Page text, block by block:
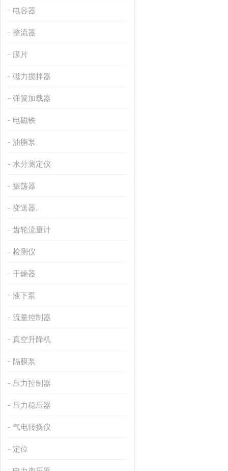
电容器
整流器
膜片
磁力搅拌器
弹簧加载器
电磁铁
油脂泵
水分测定仪
振荡器
变送器.
齿轮流量计
检测仪
干燥器
液下泵
流量控制器
真空升降机
隔膜泵
压力控制器
压力稳压器
气电转换仪
定位